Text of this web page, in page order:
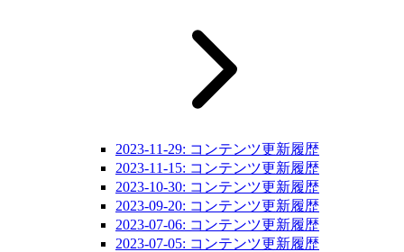
2023-11-29: コンテンツ更新履歴
2023-11-15: コンテンツ更新履歴
2023-10-30: コンテンツ更新履歴
2023-09-20: コンテンツ更新履歴
2023-07-06: コンテンツ更新履歴
2023-07-05: コンテンツ更新履歴